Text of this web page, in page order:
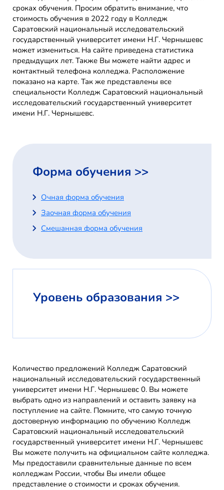
сроках обучения. Просим обратить внимание, что
стоимость обучения в 2022 году в Колледж
Саратовский национальный исследовательский
государственный университет имени Н.Г. Чернышевс
может измениться. На сайте приведена статистика
предыдущих лет. Также Вы можете найти адрес и
контактный телефона колледжа. Расположение
показано на карте. Так же представлены все
специальности Колледж Саратовский национальный
исследовательский государственный университет
имени Н.Г. Чернышевс.
Форма обучения >>
Очная форма обучения
Заочная форма обучения
Смешанная форма обучения
Уровень образования >>
Количество предложений Колледж Саратовский
национальный исследовательский государственный
университет имени Н.Г. Чернышевс 0. Вы можете
выбрать одно из направлений и оставить заявку на
поступление на сайте. Помните, что самую точную
достоверную информацию по обучению Колледж
Саратовский национальный исследовательский
государственный университет имени Н.Г. Чернышевс
Вы можете получить на официальном сайте колледжа.
Мы предоставили сравнительные данные по всем
колледжам России, чтобы Вы имели общее
представление о стоимости и сроках обучения.